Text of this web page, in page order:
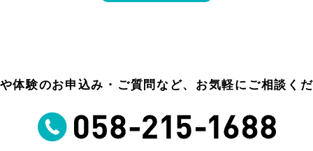
体験のお申込み・ご質問など、お気軽にご相談く